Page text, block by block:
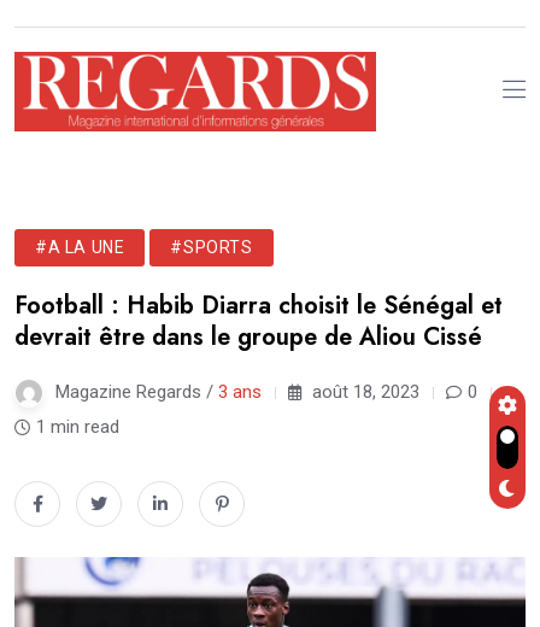
#A LA UNE #SPORTS
Football : Habib Diarra choisit le Sénégal et
devrait être dans le groupe de Aliou Cissé
Magazine Regards / 3 ans août 18, 2023
0
1 min read